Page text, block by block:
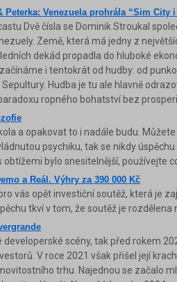
Peterka: Venezuela prohrála “Sim City
Dvě čísla se Dominik Stroukal
Země, která má jedny z
dekád propadla do hluboké
začínáme i tentokrát od hudby: od
Hudba je tu ale hlavně
ropného bohatství bez
a opakovat to i nadále budu.
psychiku, tak se nikdy
obtížemi bylo snesitelnější, používejte
a Reál. Výhry za 390 000 Kč
vás opět investiční soutěž, která je
tkví v tom, že soutěž je rozdělena
developerské scény, tak před rokem
V roce 2021 však přišel její
trhu. Najednou se začalo